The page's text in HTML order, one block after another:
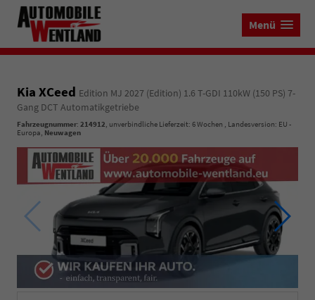
Menü
Kia XCeed Edition MJ 2027 (Edition) 1.6 T-GDI 110kW (150 PS) 7-
Gang DCT Automatikgetriebe
Fahrzeugnummer: 214912, unverbindliche Lieferzeit: 6 Wochen , Landesversion: EU -
Europa, Neuwagen